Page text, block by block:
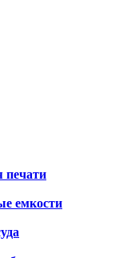
печати
емкости